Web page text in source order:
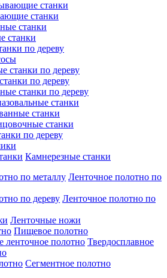
станки
станки
станки
по дереву
станки по дереву
по дереву
станки по дереву
станки
станки
станки
по дереву
Камнерезные станки
Ленточное полотно по
Ленточное полотно по
Ленточные ножи
Пищевое полотно
Твердосплавное
Сегментное полотно